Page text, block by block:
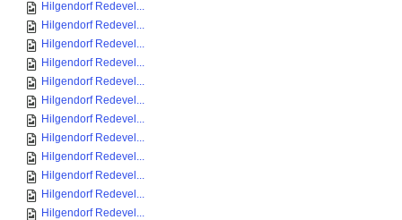
Hilgendorf Redevel...
Hilgendorf Redevel...
Hilgendorf Redevel...
Hilgendorf Redevel...
Hilgendorf Redevel...
Hilgendorf Redevel...
Hilgendorf Redevel...
Hilgendorf Redevel...
Hilgendorf Redevel...
Hilgendorf Redevel...
Hilgendorf Redevel...
Hilgendorf Redevel...